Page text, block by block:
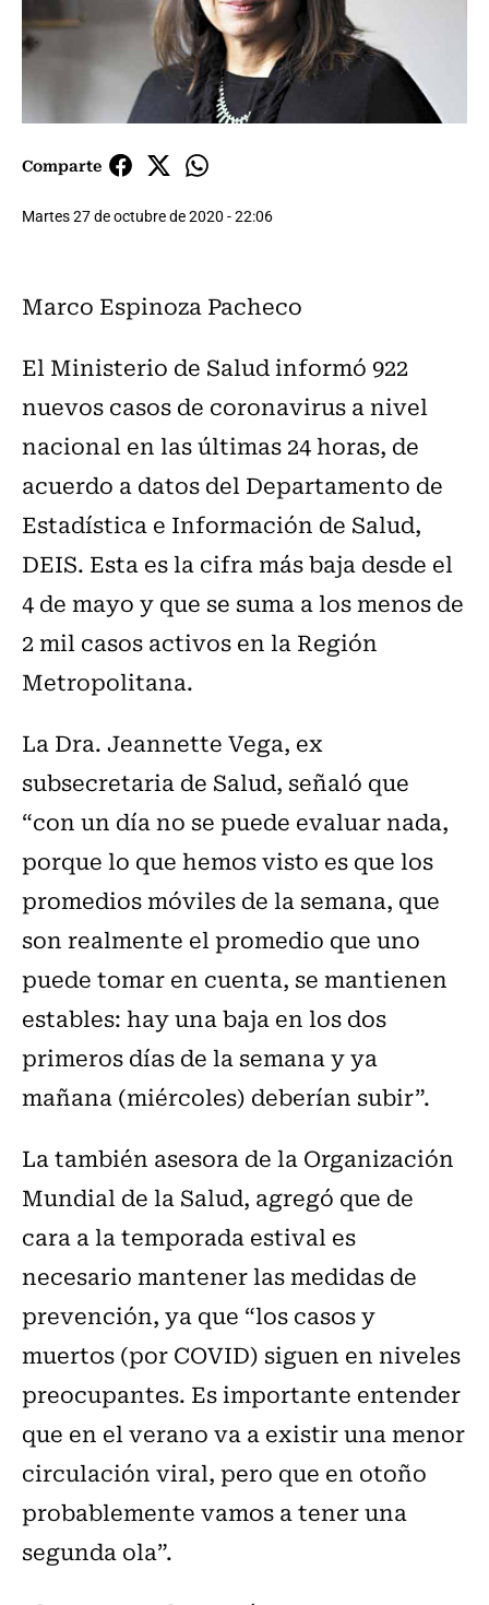
Comparte
Martes 27 de octubre de 2020 - 22:06
Marco Espinoza Pacheco
El Ministerio de Salud informó 922
nuevos casos de coronavirus a nivel
nacional en las últimas 24 horas, de
acuerdo a datos del Departamento de
Estadística e Información de Salud,
DEIS. Esta es la cifra más baja desde el
4 de mayo y que se suma a los menos de
2 mil casos activos en la Región
Metropolitana.
La Dra. Jeannette Vega, ex
subsecretaria de Salud, señaló que
“con un día no se puede evaluar nada,
porque lo que hemos visto es que los
promedios móviles de la semana, que
son realmente el promedio que uno
puede tomar en cuenta, se mantienen
estables: hay una baja en los dos
primeros días de la semana y ya
mañana (miércoles) deberían subir”.
La también asesora de la Organización
Mundial de la Salud, agregó que de
cara a la temporada estival es
necesario mantener las medidas de
prevención, ya que “los casos y
muertos (por COVID) siguen en niveles
preocupantes. Es importante entender
que en el verano va a existir una menor
circulación viral, pero que en otoño
probablemente vamos a tener una
segunda ola”.